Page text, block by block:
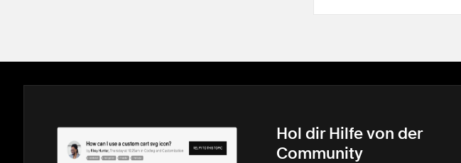
Hol dir Hilfe von der
Community